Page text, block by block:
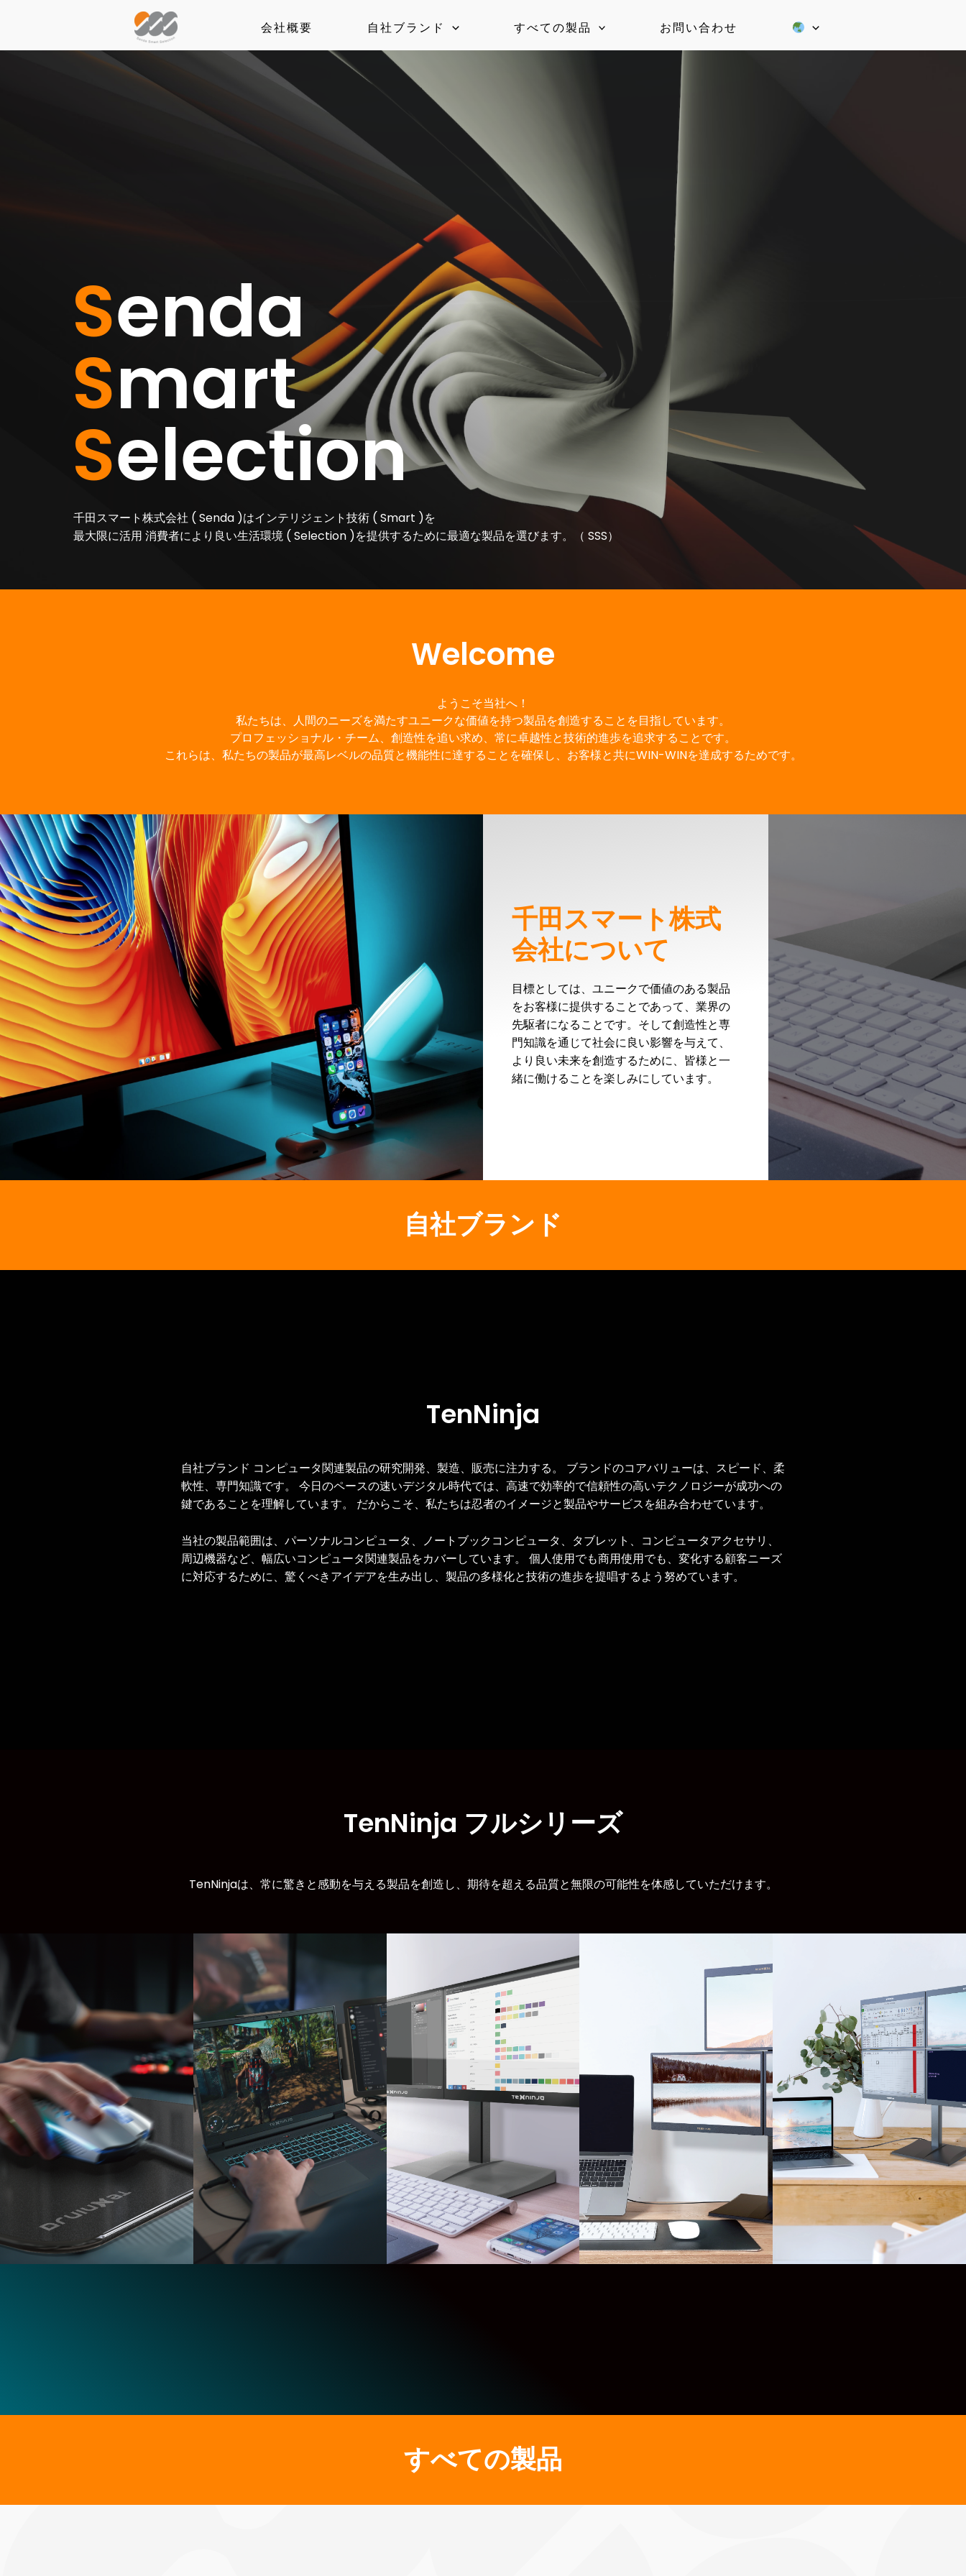
会社概要 自社ブランド すべての製品 お問い合わせ
Senda
Smart
Selection
千田スマート株式会社 ( Senda )はインテリジェント技術 ( Smart )を
最大限に活用 消費者により良い生活環境 ( Selection )を提供するために最適な製品を選びます。（ SSS）
Welcome
ようこそ当社へ！
私たちは、人間のニーズを満たすユニークな価値を持つ製品を創造することを目指しています。
プロフェッショナル・チーム、創造性を追い求め、常に卓越性と技術的進歩を追求することです。
これらは、私たちの製品が最高レベルの品質と機能性に達することを確保し、お客様と共にWIN-WINを達成するためです。
千田スマート株式
会社について
目標としては、ユニークで価値のある製品
をお客様に提供することであって、業界の
先駆者になることです。そして創造性と専
門知識を通じて社会に良い影響を与えて、
より良い未来を創造するために、皆様と一
緒に働けることを楽しみにしています。
自社ブランド
TenNinja
自社ブランド コンピュータ関連製品の研究開発、製造、販売に注力する。 ブランドのコアバリューは、スピード、柔
軟性、専門知識です。 今日のペースの速いデジタル時代では、高速で効率的で信頼性の高いテクノロジーが成功への
鍵であることを理解しています。 だからこそ、私たちは忍者のイメージと製品やサービスを組み合わせています。
当社の製品範囲は、パーソナルコンピュータ、ノートブックコンピュータ、タブレット、コンピュータアクセサリ、
周辺機器など、幅広いコンピュータ関連製品をカバーしています。 個人使用でも商用使用でも、変化する顧客ニーズ
に対応するために、驚くべきアイデアを生み出し、製品の多様化と技術の進歩を提唱するよう努めています。
TenNinja フルシリーズ
TenNinjaは、常に驚きと感動を与える製品を創造し、期待を超える品質と無限の可能性を体感していただけます。
すべての製品